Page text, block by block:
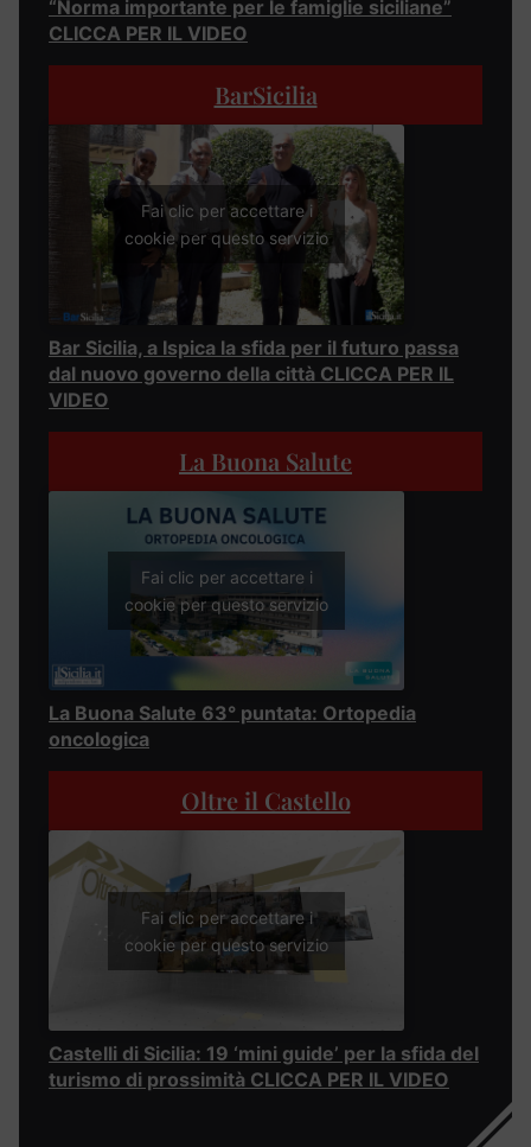
“Norma importante per le famiglie siciliane”
CLICCA PER IL VIDEO
BarSicilia
Fai clic per accettare i
cookie per questo servizio
Bar Sicilia, a Ispica la sfida per il futuro passa
dal nuovo governo della città CLICCA PER IL
VIDEO
La Buona Salute
Fai clic per accettare i
cookie per questo servizio
La Buona Salute 63° puntata: Ortopedia
oncologica
Oltre il Castello
Fai clic per accettare i
cookie per questo servizio
Castelli di Sicilia: 19 ‘mini guide’ per la sfida del
turismo di prossimità CLICCA PER IL VIDEO